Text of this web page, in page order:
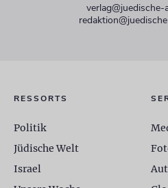
verlag@juedische-
RESSORTS
Politik
Jüdische Welt
Israel